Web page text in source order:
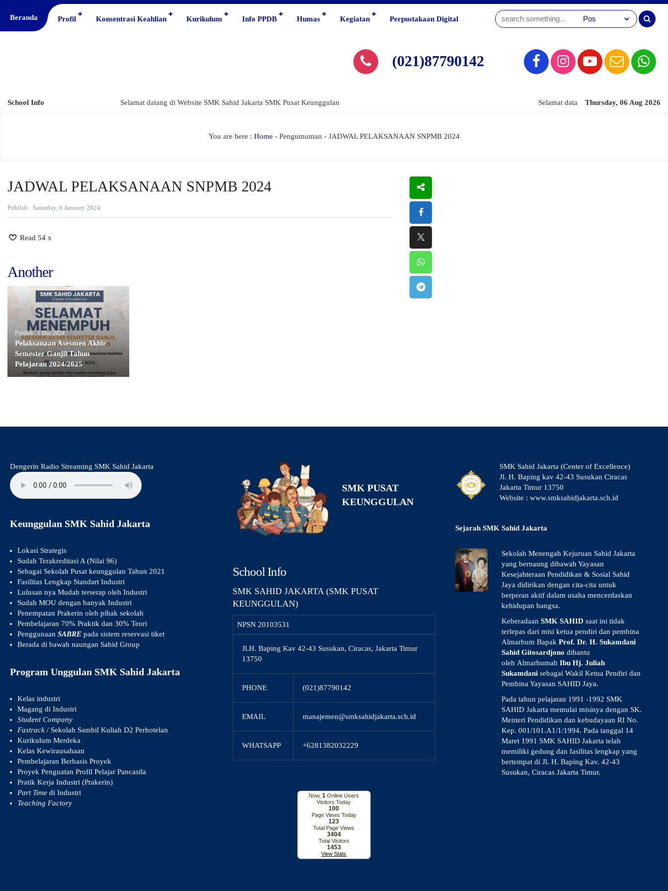
Beranda Profil Konsentrasi Keahlian Kurikulum Info PPDB Humas Kegiatan Perpustakaan Digital
(021)87790142
School Info Thursday, 06 Aug 2026
Selamat datang di Website SMK Sahid
Selamat datang di Website SMK Sahid Jakarta SMK Pusat Keunggulan
You are here : Home - Pengumuman - JADWAL PELAKSANAAN SNPMB 2024
JADWAL PELAKSANAAN SNPMB 2024
Publish : Saturday, 6 January 2024
Read 54 x
Another
Publish : 1 Dec 2024
Pelaksanaan Asesmen Akhir
Semester Ganjil Tahun
Pelajaran 2024/2025
Dengerin Radio Streaming SMK Sahid Jakarta
Keunggulan SMK Sahid Jakarta
Lokasi Strategis
Sudah Terakreditasi A (Nilai 96)
Sebagai Sekolah Pusat keunggulan Tahun 2021
Fasilitas Lengkap Standart Industri
Lulusan nya Mudah terserap oleh Industri
Sudah MOU dengan banyak Industri
Penempatan Prakerin oleh pihak sekolah
Pembelajaran 70% Praktik dan 30% Teori
Penggunaan SABRE pada sistem reservasi tiket
Berada di bawah naungan Sahid Group
Program Unggulan SMK Sahid Jakarta
Kelas industri
Magang di Industri
Student Company
Fastrack / Sekolah Sambil Kuliah D2 Perhotelan
Kurikulum Merdeka
Kelas Kewirausahaan
Pembelajaran Berbasis Proyek
Proyek Penguatan Profil Pelajar Pancasila
Pratik Kerja Industri (Prakerin)
Part Time di Industri
Teaching Factory
SMK PUSAT
KEUNGGULAN
School Info
SMK SAHID JAKARTA (SMK PUSAT
KEUNGGULAN)
NPSN 20103531
Jl.H. Baping Kav 42-43 Susukan, Ciracas, Jakarta Timur
13750
PHONE (021)87790142
EMAIL manajemen@smksahidjakarta.sch.id
WHATSAPP +6281382032229
Now,1 Online Users
Visitors Today
100
Page Views Today
123
Total Page Views
3404
Total Visitors
1453
View Stats
SMK Sahid Jakarta (Center of Excellence)
Jl. H. Baping kav 42-43 Susukan Ciracas
Jakarta Timur 13750
Website : www.smksahidjakarta.sch.id
Sejarah SMK Sahid Jakarta
Sekolah Menengah Kejuruan Sahid Jakarta
yang bernaung dibawah Yayasan
Kesejahteraan Pendidikan & Sosial Sahid
Jaya didirikan dengan cita-cita untuk
berperan aktif dalam usaha mencerdaskan
kehidupan bangsa.
Keberadaan SMK SAHID saat ini tidak
terlepas dari misi ketua pendiri dan pembina
Almarhum Bapak Prof. Dr. H. Sukamdani
Sahid Gitosardjono dibantu
oleh Almarhumah Ibu Hj. Juliah
Sukamdanisebagai Wakil Ketua Pendiri dan
Pembina Yayasan SAHID Jaya.
Pada tahun pelajaran 1991 -1992 SMK
SAHID Jakarta memulai misinya dengan SK.
Menteri Pendidikan dan kebudayaan RI No.
Kep. 001/101.A1/1/1994. Pada tanggal 14
Maret 1991 SMK SAHID Jakarta telah
memiliki gedung dan fasilitas lengkap yang
bertempat di Jl. H. Baping Kav. 42-43
Susukan, Ciracas Jakarta Timur.